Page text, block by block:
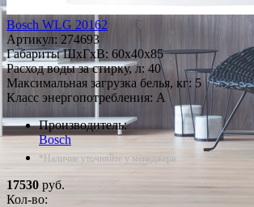
Bosch WLG 20162
Артикул: 274693
Габариты ШxГxВ: 60x40x85
Расход воды за стирку, л: 40
Максимальная загрузка белья, кг: 5
Класс энергопотребления: A
Производитель:
Bosch
*Наличие уточняйте у менеджера
17530 руб.
Кол-во: